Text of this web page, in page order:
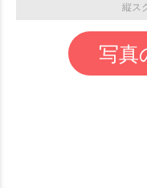
縦ス
写真